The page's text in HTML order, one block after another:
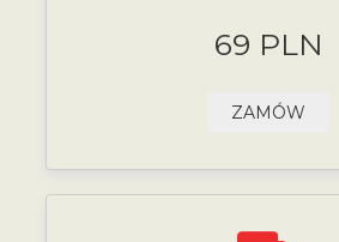
69 PLN
ZAMÓW